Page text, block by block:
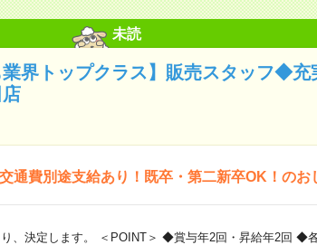
未読
業界トップクラス】販売スタッフ◆充
通費別途支給あり！既卒・第二新卒OK！のお
、決定します。 ＜POINT＞ ◆賞与年2回・昇給年2回 ◆